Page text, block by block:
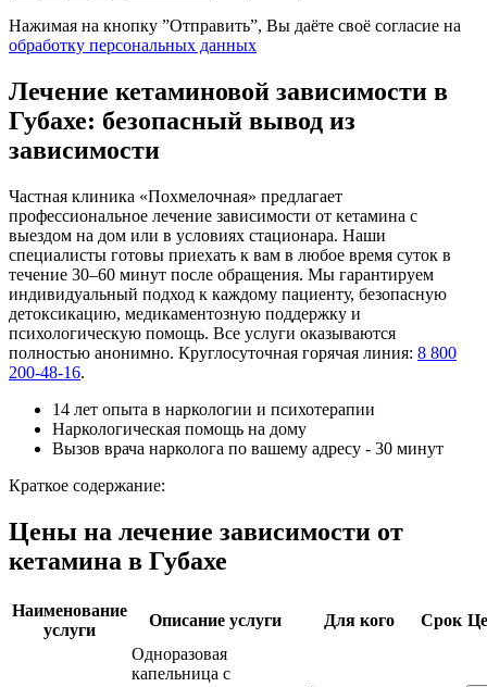
Нажимая на кнопку ”Отправить”, Вы даёте своё согласие на
обработку персональных данных
Лечение кетаминовой зависимости в
Губахе: безопасный вывод из
зависимости
Частная клиника «Похмелочная» предлагает
профессиональное лечение зависимости от кетамина с
выездом на дом или в условиях стационара. Наши
специалисты готовы приехать к вам в любое время суток в
течение 30–60 минут после обращения. Мы гарантируем
индивидуальный подход к каждому пациенту, безопасную
детоксикацию, медикаментозную поддержку и
психологическую помощь. Все услуги оказываются
полностью анонимно. Круглосуточная горячая линия: 8 800
200-48-16.
14 лет опыта в наркологии и психотерапии
Наркологическая помощь на дому
Вызов врача нарколога по вашему адресу - 30 минут
Краткое содержание:
Цены на лечение зависимости от
кетамина в Губахе
Наименование
услуги
Описание услуги Для кого Срок
Одноразовая
капельница с